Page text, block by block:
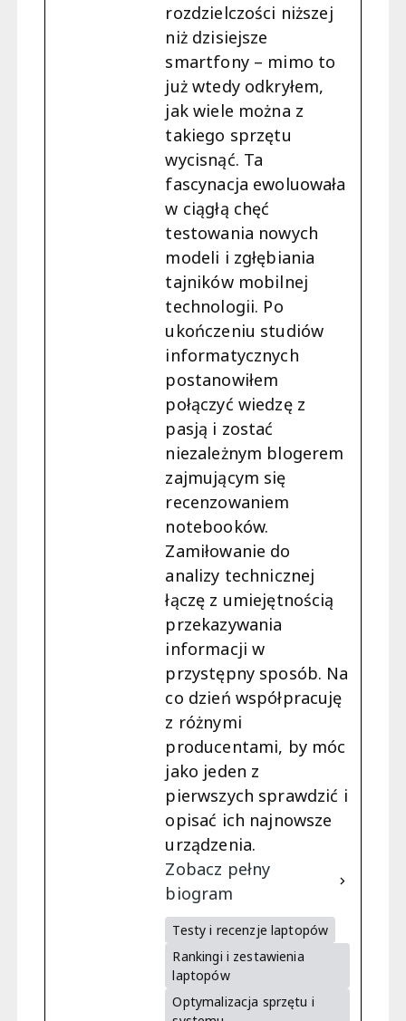
rozdzielczości niższej
niż dzisiejsze
smartfony – mimo to
już wtedy odkryłem,
jak wiele można z
takiego sprzętu
wycisnąć. Ta
fascynacja ewoluowała
w ciągłą chęć
testowania nowych
modeli i zgłębiania
tajników mobilnej
technologii. Po
ukończeniu studiów
informatycznych
postanowiłem
połączyć wiedzę z
pasją i zostać
niezależnym blogerem
zajmującym się
recenzowaniem
notebooków.
Zamiłowanie do
analizy technicznej
łączę z umiejętnością
przekazywania
informacji w
przystępny sposób. Na
co dzień współpracuję
z różnymi
producentami, by móc
jako jeden z
pierwszych sprawdzić i
opisać ich najnowsze
urządzenia.
Zobacz pełny
biogram
Testy i recenzje laptopów
Rankingi i zestawienia
laptopów
Optymalizacja sprzętu i